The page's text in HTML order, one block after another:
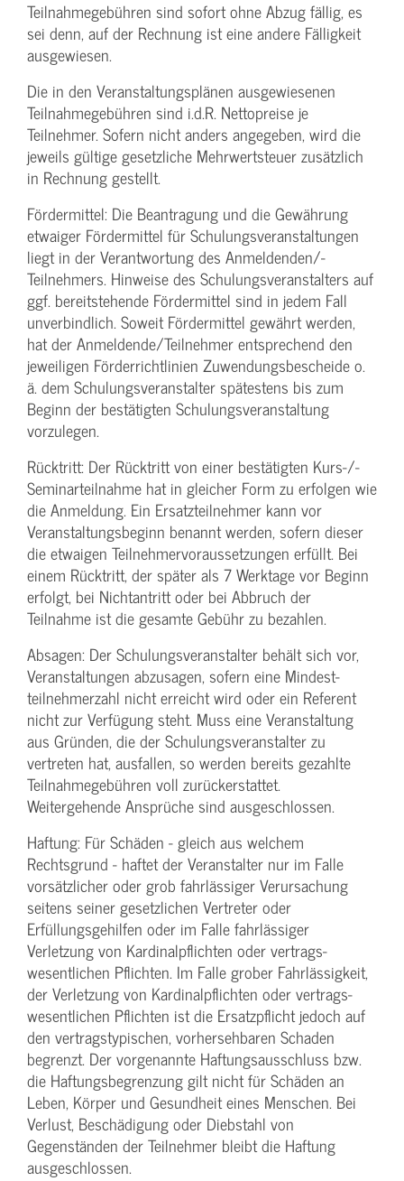
Teilnahmegebühren sind sofort ohne Abzug fällig, es
sei denn, auf der Rechnung ist eine andere Fälligkeit
ausgewiesen.
Die in den Veranstaltungsplänen ausgewiesenen
Teilnahmegebühren sind i.d.R. Nettopreise je
Teilnehmer. Sofern nicht anders angegeben, wird die
jeweils gültige gesetzliche Mehrwertsteuer zusätzlich
in Rechnung gestellt.
Fördermittel: Die Beantragung und die Gewährung
etwaiger Fördermittel für Schulungs­veranstaltungen
liegt in der Verantwortung des Anmeldenden/­
Teilnehmers. Hinweise des Schulungs­veranstalters auf
ggf. bereitstehende Fördermittel sind in jedem Fall
unverbindlich. Soweit Fördermittel gewährt werden,
hat der Anmeldende/­Teilnehmer entsprechend den
jeweiligen Förderrichtlinien Zuwendungs­bescheide o.
ä. dem Schulungs­veranstalter spätestens bis zum
Beginn der bestätigten Schulungs­veranstaltung
vorzulegen.
Rücktritt: Der Rücktritt von einer bestätigten Kurs-/­
Seminarteilnahme hat in gleicher Form zu erfolgen wie
die Anmeldung. Ein Ersatzteilnehmer kann vor
Veranstaltungs­beginn benannt werden, sofern dieser
die etwaigen Teilnehmer­voraussetzungen erfüllt. Bei
einem Rücktritt, der später als 7 Werktage vor Beginn
erfolgt, bei Nichtantritt oder bei Abbruch der
Teilnahme ist die gesamte Gebühr zu bezahlen.
Absagen: Der Schulungs­veranstalter behält sich vor,
Veranstaltungen abzusagen, sofern eine Mindest­
teilnehmerzahl nicht erreicht wird oder ein Referent
nicht zur Verfügung steht. Muss eine Veranstaltung
aus Gründen, die der Schulungs­veranstalter zu
vertreten hat, ausfallen, so werden bereits gezahlte
Teilnahme­gebühren voll zurückerstattet.
Weitergehende Ansprüche sind ausgeschlossen.
Haftung: Für Schäden - gleich aus welchem
Rechtsgrund - haftet der Veranstalter nur im Falle
vorsätzlicher oder grob fahrlässiger Verursachung
seitens seiner gesetzlichen Vertreter oder
Erfüllungsgehilfen oder im Falle fahrlässiger
Verletzung von Kardinalpflichten oder vertrags­
wesentlichen Pflichten. Im Falle grober Fahrlässigkeit,
der Verletzung von Kardinalpflichten oder vertrags­
wesentlichen Pflichten ist die Ersatzpflicht jedoch auf
den vertragstypischen, vorhersehbaren Schaden
begrenzt. Der vorgenannte Haftungs­ausschluss bzw.
die Haftungs­begrenzung gilt nicht für Schäden an
Leben, Körper und Gesundheit eines Menschen. Bei
Verlust, Beschädigung oder Diebstahl von
Gegenständen der Teilnehmer bleibt die Haftung
ausgeschlossen.